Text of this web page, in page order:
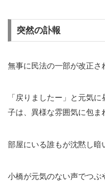
突然の訃報
無事に民法の一部が改正さ
「戻りましたー」と元気
子は、異様な雰囲気に包ま
部屋にいる誰もが沈黙し暗
小橋が元気のない声でつぶ